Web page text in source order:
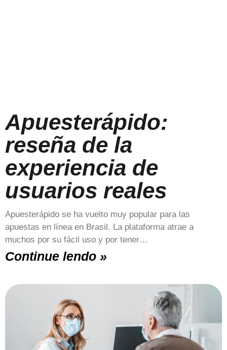
Apuesterápido:
reseña de la
experiencia de
usuarios reales
Apuesterápido se ha vuelto muy popular para las
apuestas en línea en Brasil. La plataforma atrae a
muchos por su fácil uso y por tener…
Continue lendo »